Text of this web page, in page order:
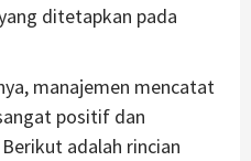
ditetapkan pada
manajemen mencatat
positif dan
adalah rincian